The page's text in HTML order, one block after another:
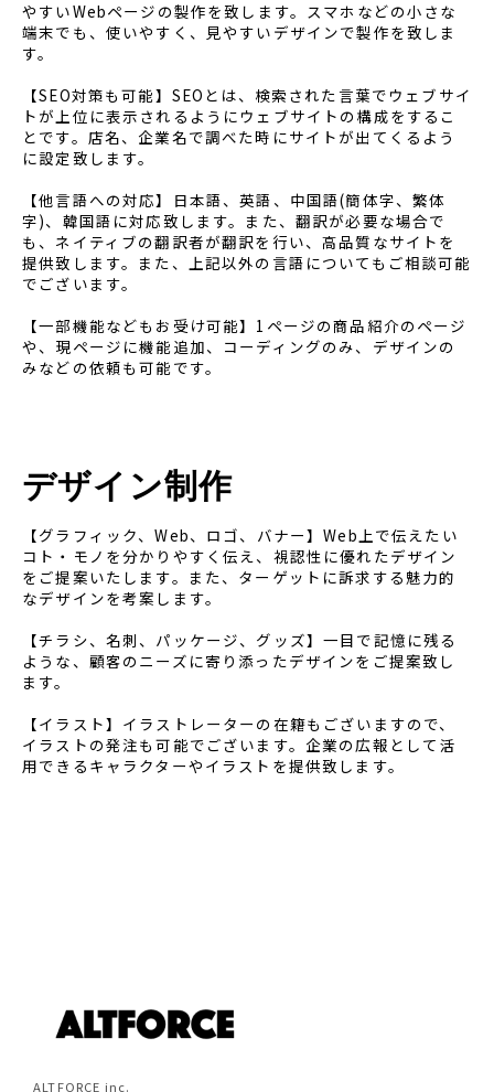
やすいWebページの製作を致します。スマホなどの小さな
端末でも、使いやすく、見やすいデザインで製作を致しま
す。
【SEO対策も可能】 SEOとは、検索された言葉でウェブサイ
トが上位に表示されるようにウェブサイトの構成をするこ
とです。店名、企業名で調べた時にサイトが出てくるよう
に設定致します。
【他言語への対応】
日本語、英語、中国語(簡体字、繁体
字)、韓国語に対応致します。また、翻訳が必要な場合で
も、ネイティブの翻訳者が翻訳を行い、高品質なサイトを
提供致します。 また、上記以外の言語についてもご相談可能
でございます。
【一部機能などもお受け可能】 1ページの商品紹介のページ
や、現ページに機能追加、コーディングのみ、デザインの
みなどの依頼も可能です。
デザイン制作
【グラフィック、Web、ロゴ、バナー】Web上で伝えたい
コト・モノを分かりやすく伝え、視認性に優れたデザイン
をご提案いたします。 また、ターゲットに訴求する魅力的
なデザインを考案します。
【チラシ、名刺、パッケージ、グッズ】一目で記憶に残る
ような、顧客のニーズに寄り添ったデザインをご提案致し
ます。
【イラスト】 イラストレーターの在籍もございますので、
イラストの発注も可能でございます。 企業の広報として活
用できるキャラクターやイラストを提供致します。
ALTFORCE inc.